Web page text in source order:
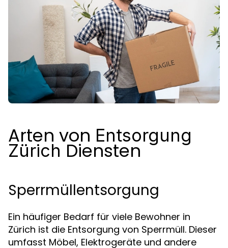
Arten von Entsorgung
Zürich Diensten
Sperrmüllentsorgung
Ein häufiger Bedarf für viele Bewohner in
Zürich ist die Entsorgung von Sperrmüll. Dieser
umfasst Möbel, Elektrogeräte und andere